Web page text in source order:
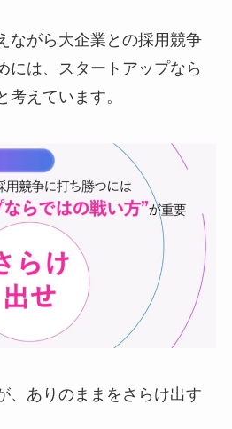
ながら大企業との採用競争
には、スタートアップなら
考えています。
、ありのままをさらけ出す